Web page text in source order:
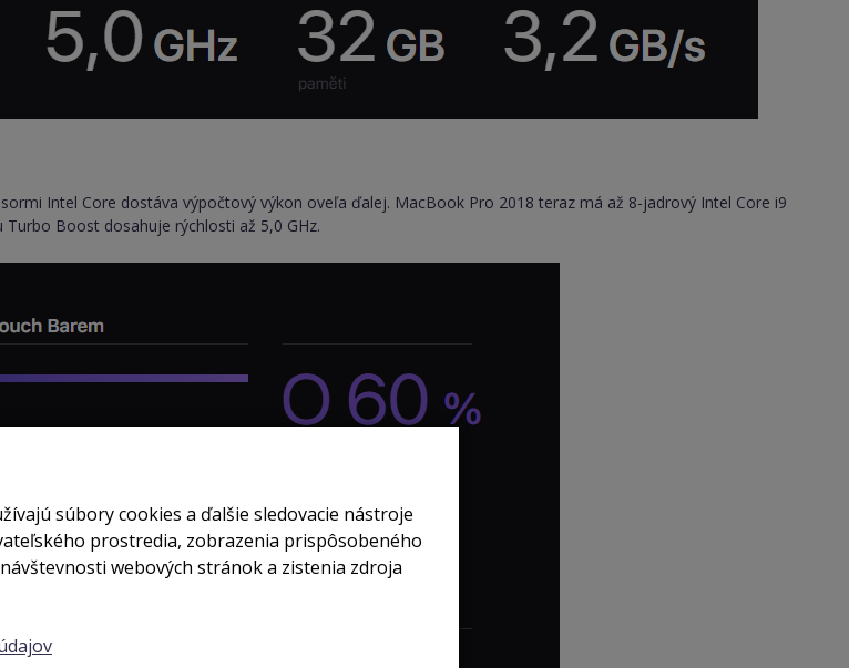
Intel Core dostáva výpočtový výkon oveľa ďalej. MacBook Pro 2018 teraz má až 8-jadrový Intel Core i9
Boost dosahuje rýchlosti až 5,0 GHz.
súbory cookies a ďalšie sledovacie nástroje
prostredia, zobrazenia prispôsobeného
webových stránok a zistenia zdroja